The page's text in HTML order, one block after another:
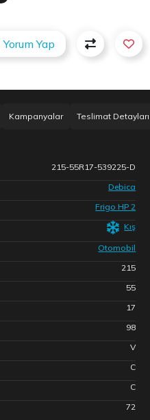
Yorum Yap
Kampanyalar Teslimat Detayları
215-55R17-539225-D
Debica
Frigo HP 2
Kış
Otomobil
215
55
17
98
V
C
C
72